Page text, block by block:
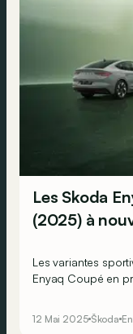
Les Skoda
(2025) à
Les variantes
Enyaq Coupé en
12 Mai 2025 Škoda